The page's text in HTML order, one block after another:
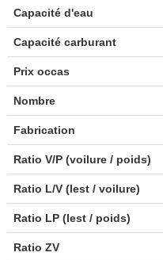
Capacité d'eau
Capacité carburant
Prix occas
Nombre
Fabrication
Ratio V/P (voilure / poids)
Ratio L/V (lest / voilure)
Ratio LP (lest / poids)
Ratio ZV